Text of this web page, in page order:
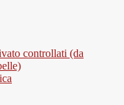
controllati (da